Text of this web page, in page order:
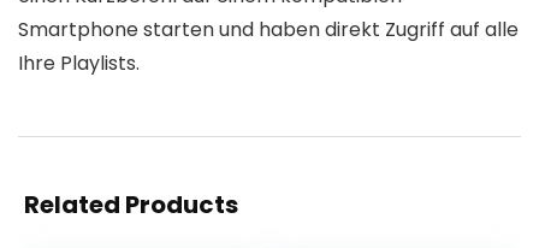
Smartphone starten und haben direkt Zugriff auf alle
Ihre Playlists.
Related Products